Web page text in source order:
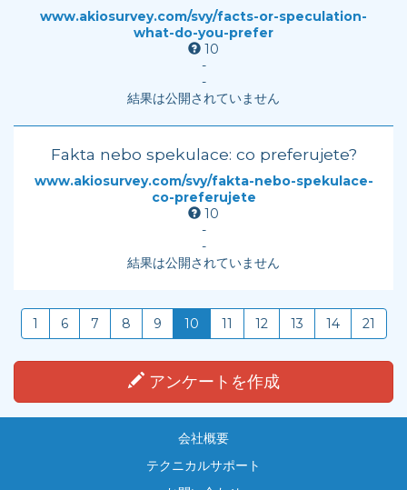
www.akiosurvey.com/svy/facts-or-speculation-
what-do-you-prefer
10
-
-
結果は公開されていません
Fakta nebo spekulace: co preferujete?
www.akiosurvey.com/svy/fakta-nebo-spekulace-
co-preferujete
10
-
-
結果は公開されていません
1 6 7 8 9 10 11 12 13 14 21
アンケートを作成
会社概要
テクニカルサポート